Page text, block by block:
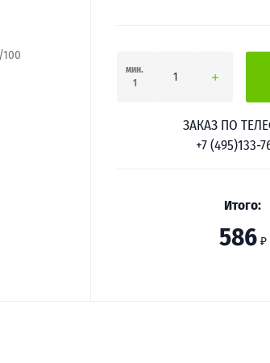
мин.
1
ЗАКАЗ ПО
+7 (495)133-
Итого:
586 ₽